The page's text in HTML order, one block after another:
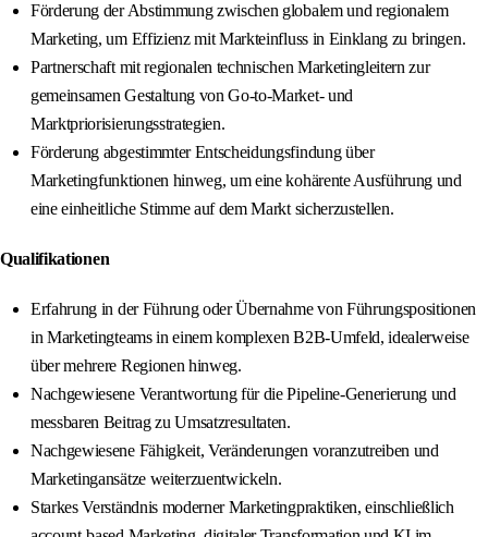
Förderung der Abstimmung zwischen globalem und regionalem
Marketing, um Effizienz mit Markteinfluss in Einklang zu bringen.
Partnerschaft mit regionalen technischen Marketingleitern zur
gemeinsamen Gestaltung von Go-to-Market- und
Marktpriorisierungsstrategien.
Förderung abgestimmter Entscheidungsfindung über
Marketingfunktionen hinweg, um eine kohärente Ausführung und
eine einheitliche Stimme auf dem Markt sicherzustellen.
Qualifikationen
Erfahrung in der Führung oder Übernahme von Führungspositionen
in Marketingteams in einem komplexen B2B-Umfeld, idealerweise
über mehrere Regionen hinweg.
Nachgewiesene Verantwortung für die Pipeline-Generierung und
messbaren Beitrag zu Umsatzresultaten.
Nachgewiesene Fähigkeit, Veränderungen voranzutreiben und
Marketingansätze weiterzuentwickeln.
Starkes Verständnis moderner Marketingpraktiken, einschließlich